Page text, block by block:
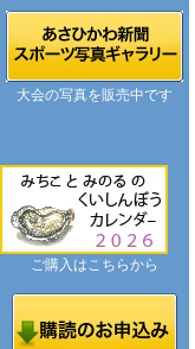
大会の写真を販売中です
ご購入はこちらから